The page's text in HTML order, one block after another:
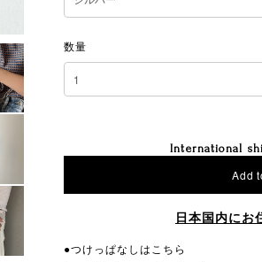
数量
International
Add
日本国内にお
●つけっぱなしはこちら